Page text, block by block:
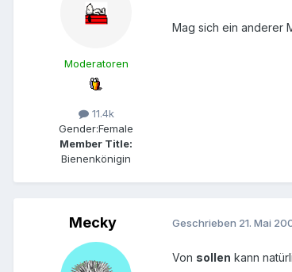
Moderatoren
11.4k
Gender:Female
Member Title:
Bienenkönigin
Mag sich ein anderer
Mecky Geschrieben 21. Mai
Von sollen kann